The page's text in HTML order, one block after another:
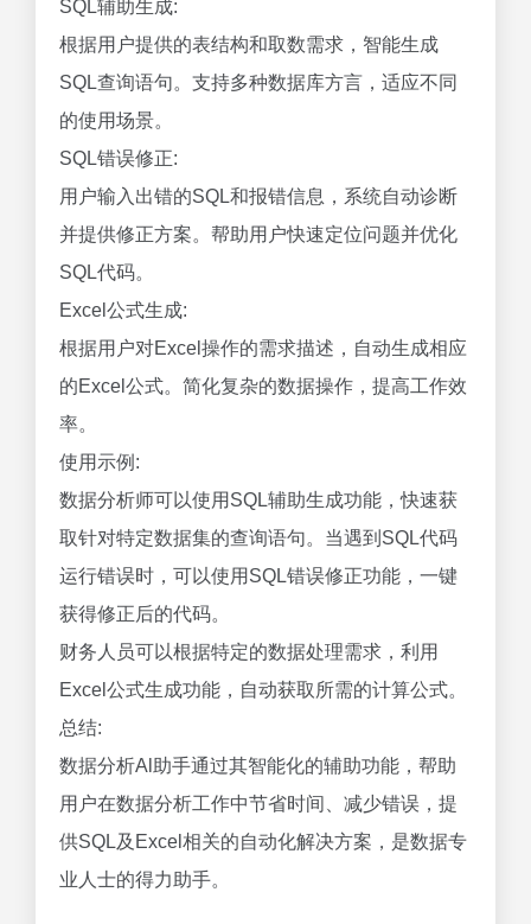
SQL辅助生成:
根据用户提供的表结构和取数需求，智能生成
SQL查询语句。支持多种数据库方言，适应不同
的使用场景。
SQL错误修正:
用户输入出错的SQL和报错信息，系统自动诊断
并提供修正方案。帮助用户快速定位问题并优化
SQL代码。
Excel公式生成:
根据用户对Excel操作的需求描述，自动生成相应
的Excel公式。简化复杂的数据操作，提高工作效
率。
使用示例:
数据分析师可以使用SQL辅助生成功能，快速获
取针对特定数据集的查询语句。当遇到SQL代码
运行错误时，可以使用SQL错误修正功能，一键
获得修正后的代码。
财务人员可以根据特定的数据处理需求，利用
Excel公式生成功能，自动获取所需的计算公式。
总结:
数据分析Al助手通过其智能化的辅助功能，帮助
用户在数据分析工作中节省时间、减少错误，提
供SQL及Excel相关的自动化解决方案，是数据专
业人士的得力助手。